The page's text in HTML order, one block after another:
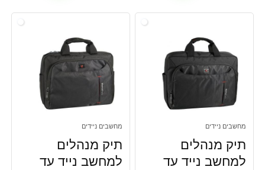
מחשבים ניידים
תיק מנהלים
למחשב נייד עד
מחשבים ניידים
תיק מנהלים
למחשב נייד עד